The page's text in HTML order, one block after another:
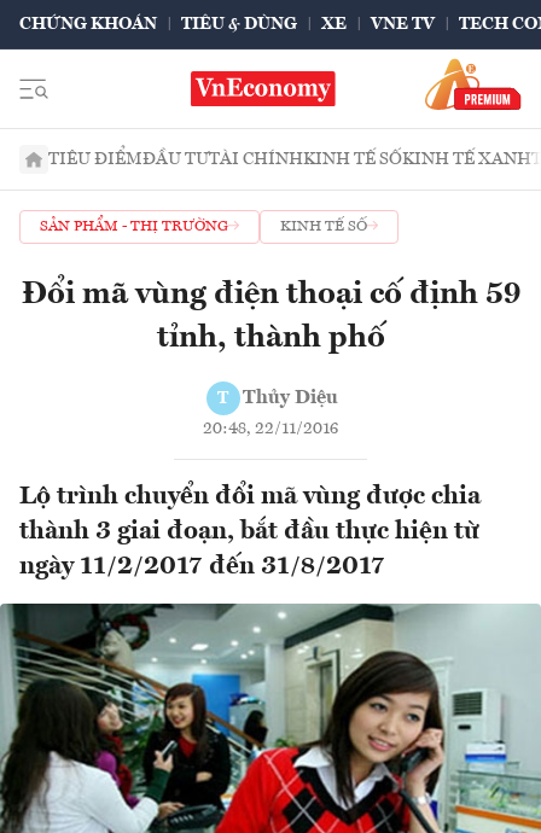
CHỨNG KHOÁN TIÊU & DÙNG XE VNE TV TECH
TIÊU ĐIỂMĐẦU TƯTÀI CHÍNHKINH TẾ SỐKINH TẾ XANH
SẢN PHẨM - THỊ TRƯỜNG KINH TẾ SỐ
Đổi mã vùng điện thoại cố định 59
tỉnh, thành phố
T Thủy Diệu
20:48, 22/11/2016
Lộ trình chuyển đổi mã vùng được chia
thành 3 giai đoạn, bắt đầu thực hiện từ
ngày 11/2/2017 đến 31/8/2017